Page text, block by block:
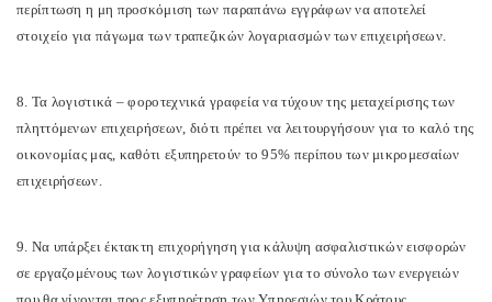
περίπτωση η μη προσκόμιση των παραπάνω εγγράφων να αποτελεί
στοιχείο για πάγωμα των τραπεζικών λογαριασμών των επιχειρήσεων.
8. Τα λογιστικά – φοροτεχνικά γραφεία να τύχουν της μεταχείρισης των
πληττόμενων επιχειρήσεων, διότι πρέπει να λειτουργήσουν για το καλό της
οικονομίας μας, καθότι εξυπηρετούν το 95% περίπου των μικρομεσαίων
επιχειρήσεων.
9. Να υπάρξει έκτακτη επιχορήγηση για κάλυψη ασφαλιστικών εισφορών
σε εργαζομένους των λογιστικών γραφείων για το σύνολο των ενεργειών